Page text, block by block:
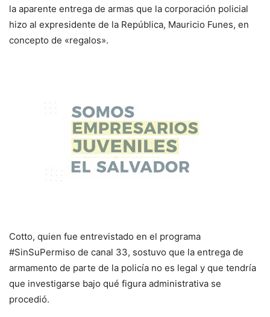
la aparente entrega de armas que la corporación policial
hizo al expresidente de la República, Mauricio Funes, en
concepto de «regalos».
Cotto, quien fue entrevistado en el programa
#SinSuPermiso de canal 33, sostuvo que la entrega de
armamento de parte de la policía no es legal y que tendría
que investigarse bajo qué figura administrativa se
procedió.